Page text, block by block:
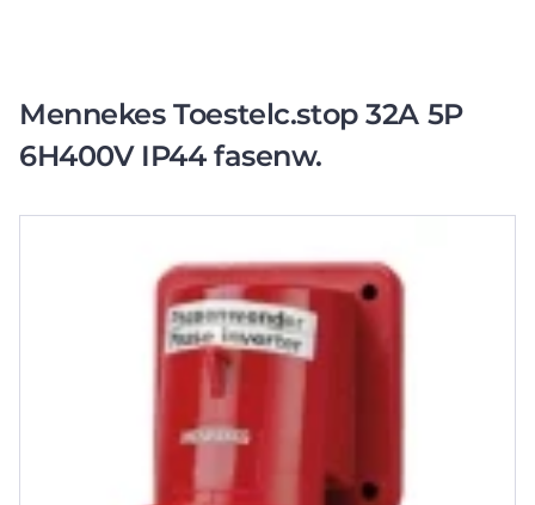
Mennekes Toestelc.stop 32A 5P
6H400V IP44 fasenw.